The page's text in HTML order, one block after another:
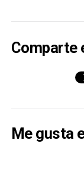
Comparte
Me gusta